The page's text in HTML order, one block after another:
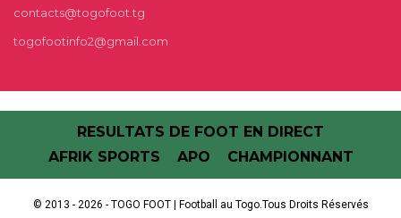
contacts@togofoot.tg
togofootinfo2@gmail.com
RESULTATS DE FOOT EN DIRECT
AFRIK SPORTS
APO CHAMPIONNANT
© 2013 - 2026 - TOGO FOOT | Football au Togo.Tous Droits Réservés